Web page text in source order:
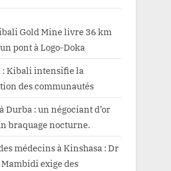
Gold Mine livre 36 km
pont à Logo-Doka
: Kibali intensifie la
des communautés
Durba : un négociant d’or
braquage nocturne.
médecins à Kinshasa : Dr
exige des